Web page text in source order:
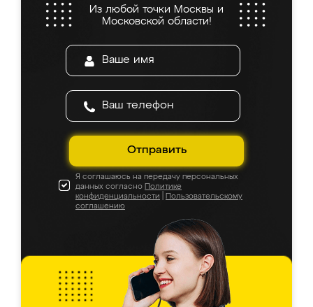
Из любой точки Москвы и
Московской области!
Отправить
Я соглашаюсь на передачу персональных
данных согласно Политике
конфиденциальности
Пользовательскому
соглашению